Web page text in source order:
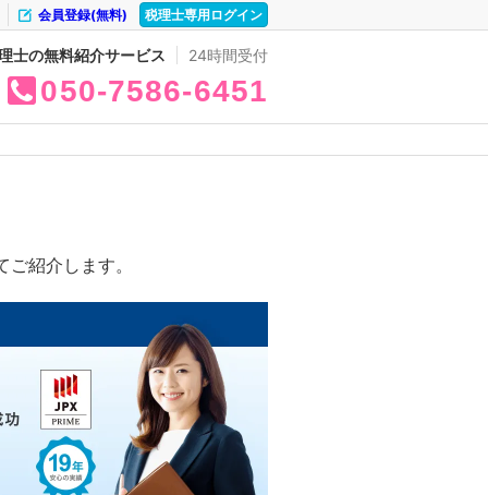
税理士専用ログイン
会員登録(無料)
士の無料紹介サービス 24時間受付
050 7586 6451
紹介します。